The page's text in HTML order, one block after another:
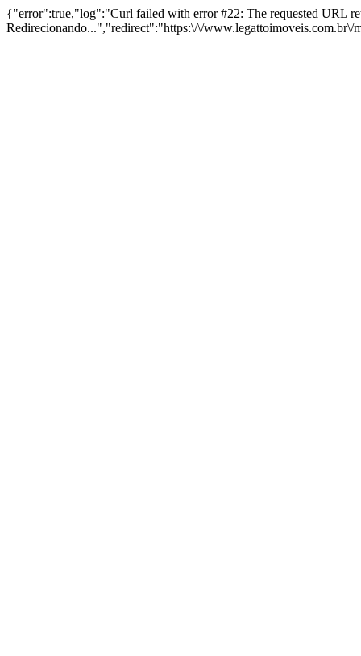
{"error":true,"log":"Curl failed with error #22: The requested URL
Redirecionando...","redirect":"https:\/\/www.legattoimoveis.com.br\/